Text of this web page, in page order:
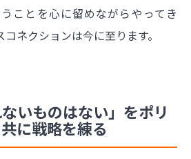
ことを心に留めながらやってき
ネクションは今に至ります。
ないものはない」をポリ
に戦略を練る